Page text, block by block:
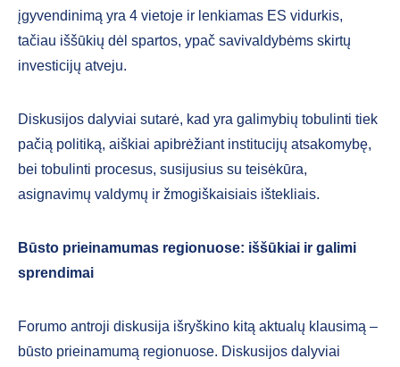
įgyvendinimą yra 4 vietoje ir lenkiamas ES vidurkis,
tačiau iššūkių dėl spartos, ypač savivaldybėms skirtų
investicijų atveju.
Diskusijos dalyviai sutarė, kad yra galimybių tobulinti tiek
pačią politiką, aiškiai apibrėžiant institucijų atsakomybę,
bei tobulinti procesus, susijusius su teisėkūra,
asignavimų valdymų ir žmogiškaisiais ištekliais.
Būsto prieinamumas regionuose: iššūkiai ir galimi
sprendimai
Forumo antroji diskusija išryškino kitą aktualų klausimą –
būsto prieinamumą regionuose. Diskusijos dalyviai